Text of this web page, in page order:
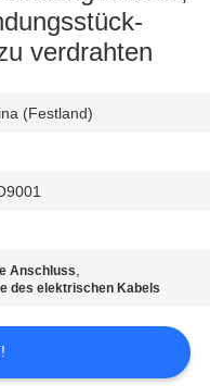
verdrahten
(Festland)
Anschluss,
des elektrischen Kabels